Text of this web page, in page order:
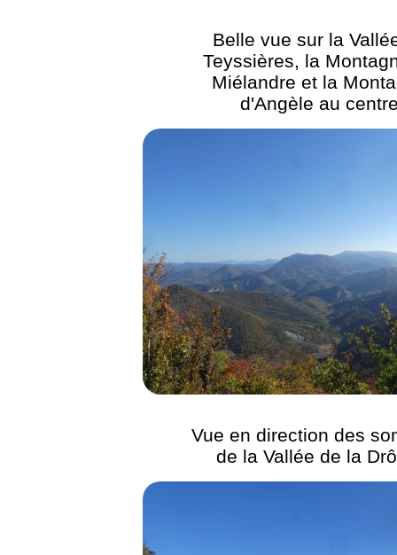
Belle vue sur la
Teyssières, la
Miélandre et la
d'Angèle au
Vue en direction des
de la Vallée de la